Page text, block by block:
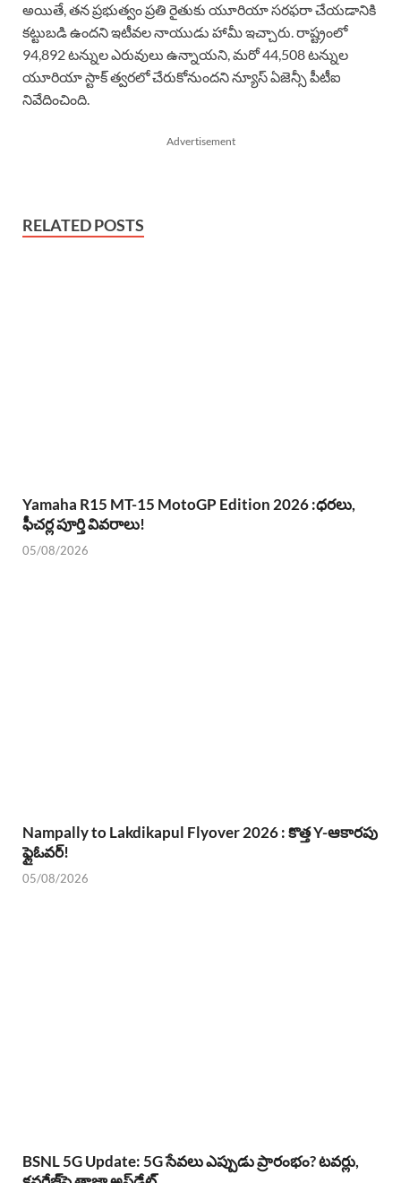
అయితే, తన ప్రభుత్వం ప్రతి రైతుకు యూరియా సరఫరా చేయడానికి
కట్టుబడి ఉందని ఇటీవల నాయుడు హామీ ఇచ్చారు. రాష్ట్రంలో
94,892 టన్నుల ఎరువులు ఉన్నాయని, మరో 44,508 టన్నుల
యూరియా స్టాక్ త్వరలో చేరుకోనుందని న్యూస్ ఏజెన్సీ పీటీఐ
నివేదించింది.
Advertisement
RELATED POSTS
Yamaha R15 MT-15 MotoGP Edition 2026 :ధరలు,
ఫీచర్ల పూర్తి వివరాలు!
05/08/2026
Nampally to Lakdikapul Flyover 2026 : కొత్త Y-ఆకారపు
ఫ్లైఓవర్!
05/08/2026
BSNL 5G Update: 5G సేవలు ఎప్పుడు ప్రారంభం? టవర్లు,